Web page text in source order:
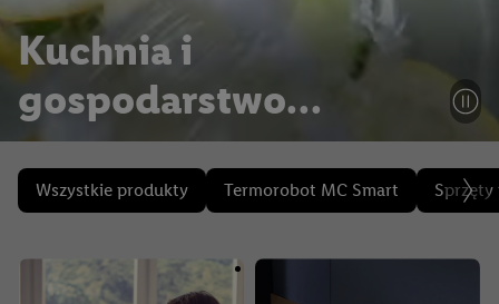
Kuchnia i
gospodarstwo
domowe
Wszystkie produkty Termorobot MC Smart Sprzęty